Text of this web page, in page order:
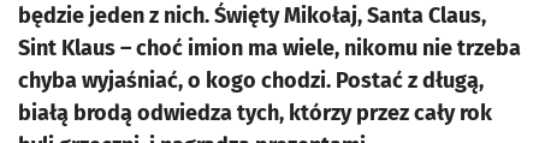
będzie jeden z nich. Święty Mikołaj, Santa Claus,
Sint Klaus – choć imion ma wiele, nikomu nie trzeba
chyba wyjaśniać, o kogo chodzi. Postać z długą,
białą brodą odwiedza tych, którzy przez cały rok